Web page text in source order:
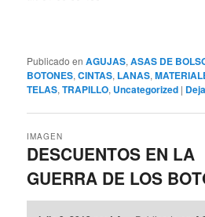
Publicado en AGUJAS,ASAS DE
BOTONES,CINTAS, LANAS,
TELAS,TRAPILLO, Uncategorized |
DESCUENTOS EN LA
GUERRA DE LOS
IMAGEN